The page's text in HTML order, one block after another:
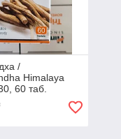
/
Himalaya
60 таб.